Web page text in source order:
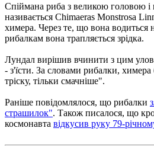
Спіймана риба з великою головою
називається Chimaeras Monstrosa
химера. Через те, що вона водиться
рибалкам вона трапляється зрідка.
Лундал вирішив вчинити з цим
- з'їсти. За словами рибалки,
тріску, тільки смачніше".
Раніше повідомлялося, що рибалки
страшилок". Також писалося, що
космонавта відкусив руку 79-